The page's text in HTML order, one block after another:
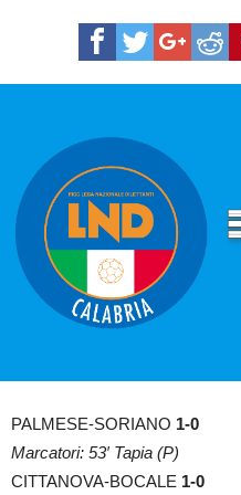
PALMESE-SORIANO 1-0
Marcatori: 53′ Tapia (P)
CITTANOVA-BOCALE 1-0